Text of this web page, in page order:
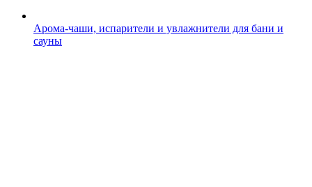
Арома-чаши, испарители и увлажнители для бани и
сауны